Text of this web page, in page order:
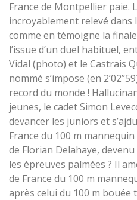
France de Montpellier paie.
incroyablement relevé dans
comme en témoigne la
l’issue d’un duel habituel,
Vidal (photo) et le Castrais
nommé s’impose (en
record du monde !
jeunes, le cadet Simon
devancer les juniors et
France du 100 m mannequin
de Florian Delahaye,
les épreuves palmées ? Il
de France du 100 m
après celui du 100 m bouée